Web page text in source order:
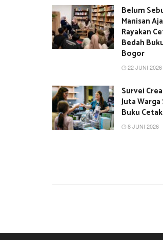
Belum
Manisan
Rayakan
Bedah
Bogor
22 JUNI 2026
Survei
Juta
Buku
8 JUNI 2026